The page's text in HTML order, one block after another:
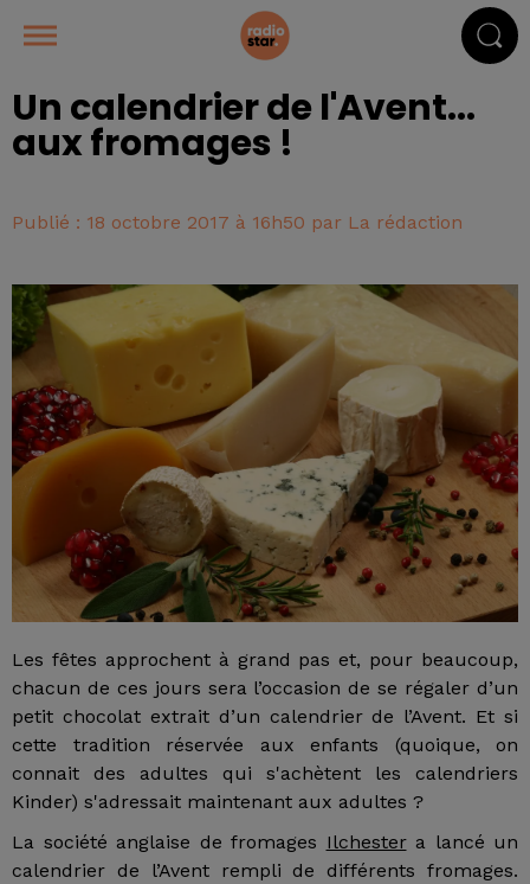
Un calendrier de l'Avent...
aux fromages !
Publié : 18 octobre 2017 à 16h50 par La rédaction
Les fêtes approchent à grand pas et, pour beaucoup,
chacun de ces jours sera l’occasion de se régaler d’un
petit chocolat extrait d’un calendrier de l’Avent. Et si
cette tradition réservée aux enfants (quoique, on
connait des adultes qui s'achètent les calendriers
Kinder) s'adressait maintenant aux adultes ?
La société anglaise de fromages Ilchestera lancé un
calendrier de l’Avent rempli de différents fromages.